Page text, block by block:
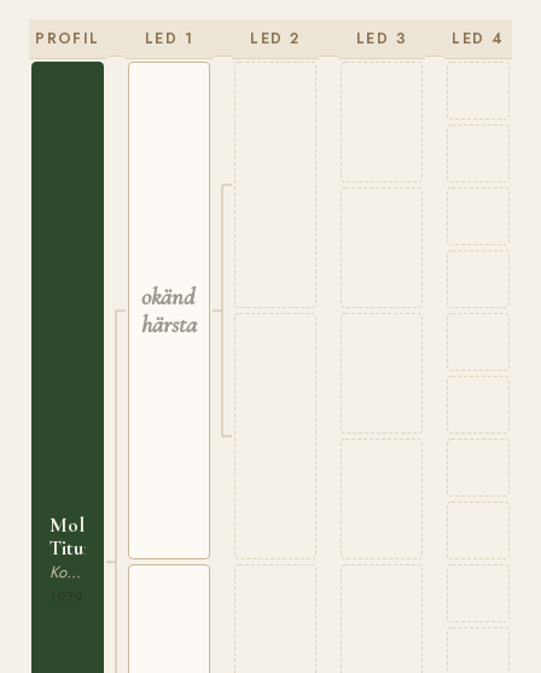
PROFIL
Molly
Tituri
Korsningsponny
LED 1
okänd
härstamning
LED 2 LED 3 LED 4